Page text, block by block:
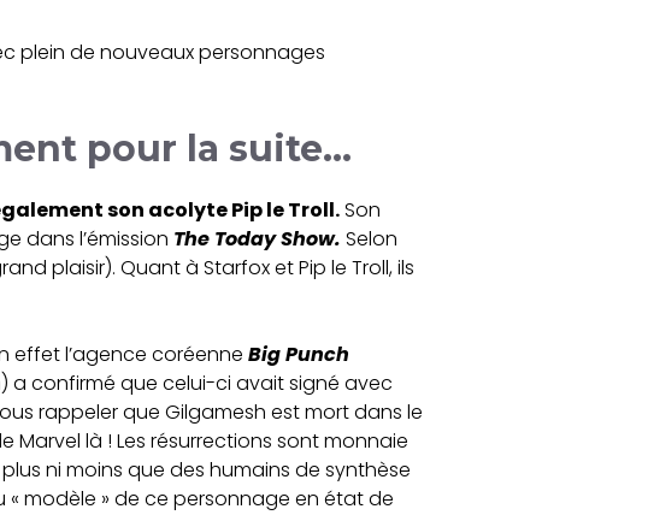
plein de nouveaux personnages
pour la suite…
son acolyte Pip le Troll.Son
dans l’émission The Today Show. Selon
plaisir). Quant à Starfox et Pip le Troll, ils
effet l’agence coréenne Big Punch
a confirmé que celui-ci avait signé avec
rappeler que Gilgamesh est mort dans le
Marvel là ! Les résurrections sont monnaie
ni moins que des humains de synthèse
modèle » de ce personnage en état de